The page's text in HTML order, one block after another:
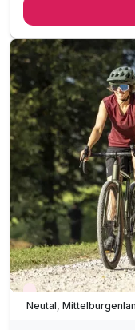
2 x reichhaltiges
inkl. hauseigener
inkl. kostenfreies
inkl. kostenfreies
inkl. Burgenland Card
Tipp: Burgenland
Tipp:
Tipp:
Nur noch Restplätze
Neutal,